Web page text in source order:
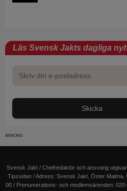
Läs Svensk Jakts dagliga
Skicka
Svensk Jakt / Chefredaktör och ansvarig
Tipssidan / Adress: Svensk Jakt, Öster Malma,
00 / Prenumerations- och medlemsärenden: 020-